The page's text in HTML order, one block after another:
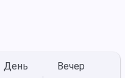
День Вечер